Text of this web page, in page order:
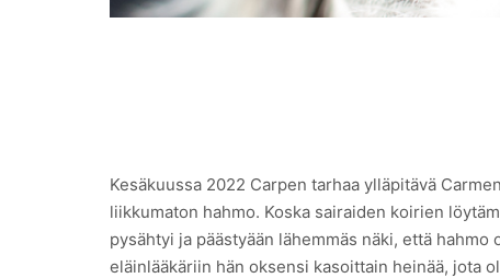
Kesäkuussa 2022 Carpen tarhaa ylläpitävä
liikkumaton hahmo. Koska sairaiden koirien
pysähtyi ja päästyään lähemmäs näki, että
eläinlääkäriin hän oksensi kasoittain heinää, jota